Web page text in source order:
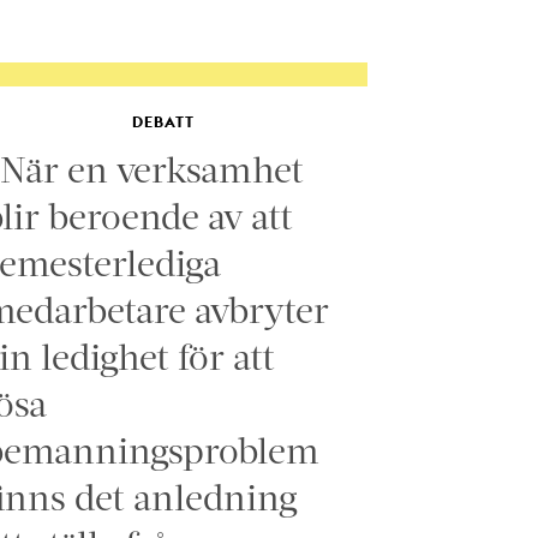
DEBATT
en verksamhet
beroende av att
avbryter
ledighet för att
det anledning